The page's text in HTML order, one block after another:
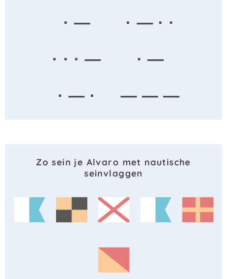
· —
· — · ·
· · · —
· —
· — ·
— — —
Zo sein je Alvaro met nautische
seinvlaggen